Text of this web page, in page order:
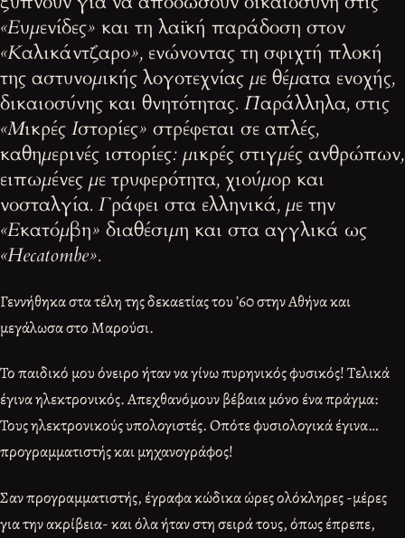
«Ευμενίδες» και τη λαϊκή παράδοση στον
«Καλικάντζαρο», ενώνοντας τη σφιχτή πλοκή
της αστυνομικής λογοτεχνίας με θέματα ενοχής,
δικαιοσύνης και θνητότητας. Παράλληλα, στις
«Μικρές Ιστορίες» στρέφεται σε απλές,
καθημερινές ιστορίες: μικρές στιγμές ανθρώπων,
ειπωμένες με τρυφερότητα, χιούμορ και
νοσταλγία. Γράφει στα ελληνικά, με την
«Εκατόμβη» διαθέσιμη και στα αγγλικά ως
«Hecatombe».
Γεννήθηκα στα τέλη της δεκαετίας του ’60 στην Αθήνα και
μεγάλωσα στο Μαρούσι.
Το παιδικό μου όνειρο ήταν να γίνω πυρηνικός φυσικός! Τελικά
έγινα ηλεκτρονικός. Απεχθανόμουν βέβαια μόνο ένα πράγμα:
Τους ηλεκτρονικούς υπολογιστές. Οπότε φυσιολογικά έγινα…
προγραμματιστής και μηχανογράφος!
Σαν προγραμματιστής, έγραφα κώδικα ώρες ολόκληρες -μέρες
για την ακρίβεια- και όλα ήταν στη σειρά τους, όπως έπρεπε,